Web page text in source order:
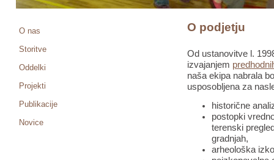
O nas
Storitve
Oddelki
Projekti
Publikacije
Novice
O podjetju
Od ustanovitve l.
izvajanjem
naša ekipa nabrala
usposobljena za
historične
postopki
terenski
gradnjah,
arheološka